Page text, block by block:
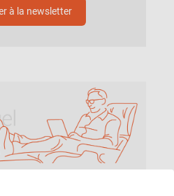
à la newsletter